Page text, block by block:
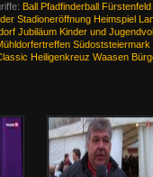
Ball Pfadfinderball Fürstenfeld
Stadioneröffnung Heimspiel
Jubiläum Kinder und
Südoststeiermark
Heiligenkreuz Waasen